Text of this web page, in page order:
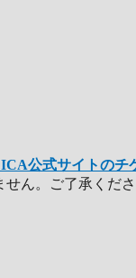
公式サイトのチ
ん。ご了承くださ